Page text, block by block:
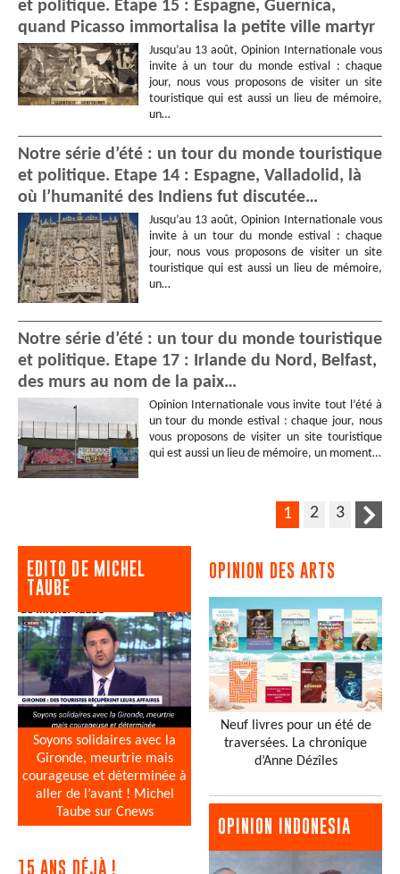
et politique. Etape 15 : Espagne, Guernica,
quand Picasso immortalisa la petite ville martyr
Jusqu’au 13 août, Opinion Internationale vous
invite à un tour du monde estival : chaque
jour, nous vous proposons de visiter un site
touristique qui est aussi un lieu de mémoire,
un…
Notre série d’été : un tour du monde touristique
et politique. Etape 14 : Espagne, Valladolid, là
où l’humanité des Indiens fut discutée…
Jusqu’au 13 août, Opinion Internationale vous
invite à un tour du monde estival : chaque
jour, nous vous proposons de visiter un site
touristique qui est aussi un lieu de mémoire,
un…
Notre série d’été : un tour du monde touristique
et politique. Etape 17 : Irlande du Nord, Belfast,
des murs au nom de la paix…
Opinion Internationale vous invite tout l’été à
un tour du monde estival : chaque jour, nous
vous proposons de visiter un site touristique
qui est aussi un lieu de mémoire, un moment…
1 2 3
EDITO DE MICHEL
TAUBE
Soyons solidaires avec la
Gironde, meurtrie mais
courageuse et déterminée à
aller de l’avant ! Michel
Taube sur Cnews
15 ANS DÉJÀ !
OPINION DES ARTS
Neuf livres pour un été de
traversées. La chronique
d’Anne Dézîles
OPINION INDONESIA